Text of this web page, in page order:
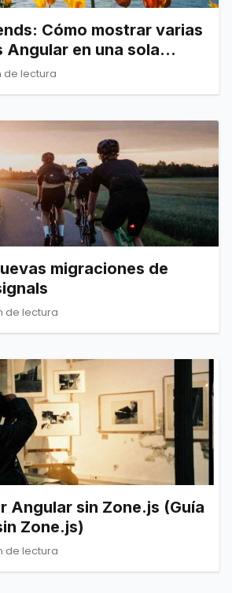
Cómo mostrar varias
Angular en una sola
de lectura
migraciones de
de lectura
Angular sin Zone.js (Guía
Zone.js)
de lectura